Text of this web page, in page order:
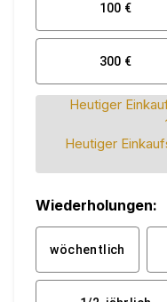
100 €
300 €
Heutiger
Heutiger
Wiederholungen:
wöchentlich